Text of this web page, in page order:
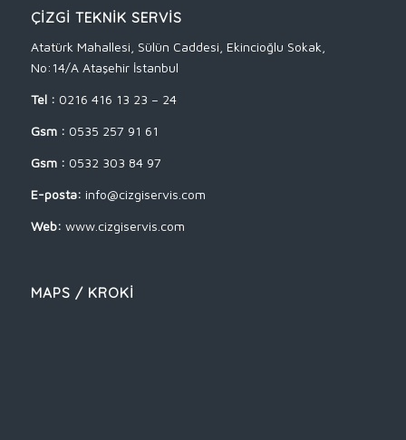
ÇİZGİ TEKNİK SERVİS
Atatürk Mahallesi, Sülün Caddesi, Ekincioğlu Sokak,
No:14/A Ataşehir İstanbul
Tel : 0216 416 13 23 – 24
Gsm : 0535 257 91 61
Gsm : 0532 303 84 97
E-posta: info@cizgiservis.com
Web: www.cizgiservis.com
MAPS / KROKİ